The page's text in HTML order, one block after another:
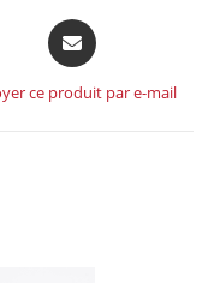
ce produit par e-mail